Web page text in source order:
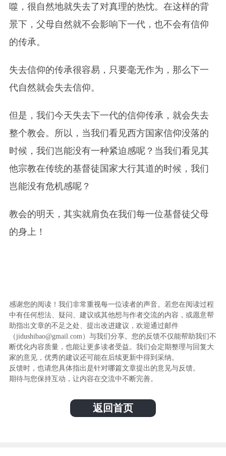
噬，很自然地就失去了对真理的热忱。在这样的背
景下，父母自然就不会影响下一代，也不会有信仰
的传承。
失去信仰的传承很容易，只要毫无作为，那么下一
代自然就会失去信仰。
但是，我们今天失去下一代的信仰传承，就会失去
整个教会。所以，当我们看见西方国家信仰没落的
时候，我们岂能没有一种紧迫感呢？当我们看见其
他宗教在传统的基督徒国家大行其道的时候，我们
岂能没有危机感呢？
教会的明天，其实就肩负在我们每一位基督徒父母
的身上！
感谢您的阅读！我们非常重视每一位读者的声音。若您在阅读过程
中有任何想法、疑问、建议或其他想与作者交流的内容，或愿意帮
助指出文章的不足之处、提出改进建议，欢迎通过邮件
（jidushibao@gmail.com）与我们分享。您的反馈不仅能帮助我们不
断优化内容质量，也能让更多读者受益。我们会定期整理与回复大
家的意见，优秀的建议还可能在后续更新中得到采纳。
反馈时，也请您具体指出是针对哪篇文章提出的意见与反馈。
期待与您保持互动，让内容在交流中不断完善。
返回首页